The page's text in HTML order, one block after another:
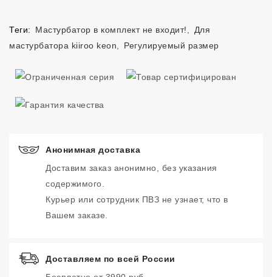
Теги: Мастурбатор в комплект не входит!
Для
мастурбатора kiiroo keon
Регулируемый размер
Анонимная доставка
Доставим заказ анонимно, без указания
содержимого.
Курьер или сотрудник ПВЗ не узнает, что в
Вашем заказе.
Доставляем по всей России